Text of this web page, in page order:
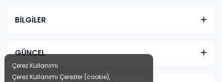
BİLGİLER
GÜNCEL
Çerez Kullanımı
Çerez Kullanımı Çerezler (cookie),